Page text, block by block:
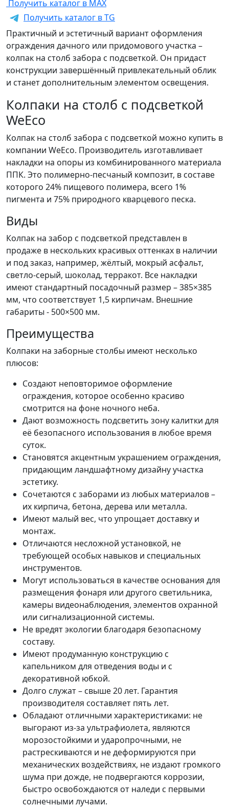
Получить каталог в MAX
Получить каталог в TG
Практичный и эстетичный вариант оформления
ограждения дачного или придомового участка –
колпак на столб забора с подсветкой. Он придаст
конструкции завершённый привлекательный облик
и станет дополнительным элементом освещения.
Колпаки на столб с подсветкой
WeEco
Колпак на столб забора с подсветкой можно купить в
компании WeEco. Производитель изготавливает
накладки на опоры из комбинированного материала
ППК. Это полимерно-песчаный композит, в составе
которого 24% пищевого полимера, всего 1%
пигмента и 75% природного кварцевого песка.
Виды
Колпак на забор с подсветкой представлен в
продаже в нескольких красивых оттенках в наличии
и под заказ, например, жёлтый, мокрый асфальт,
светло-серый, шоколад, терракот. Все накладки
имеют стандартный посадочный размер – 385×385
мм, что соответствует 1,5 кирпичам. Внешние
габариты - 500×500 мм.
Преимущества
Колпаки на заборные столбы имеют несколько
плюсов:
Создают неповторимое оформление
ограждения, которое особенно красиво
смотрится на фоне ночного неба.
Дают возможность подсветить зону калитки для
её безопасного использования в любое время
суток.
Становятся акцентным украшением ограждения,
придающим ландшафтному дизайну участка
эстетику.
Сочетаются с заборами из любых материалов –
их кирпича, бетона, дерева или металла.
Имеют малый вес, что упрощает доставку и
монтаж.
Отличаются несложной установкой, не
требующей особых навыков и специальных
инструментов.
Могут использоваться в качестве основания для
размещения фонаря или другого светильника,
камеры видеонаблюдения, элементов охранной
или сигнализационной системы.
Не вредят экологии благодаря безопасному
составу.
Имеют продуманную конструкцию с
капельником для отведения воды и с
декоративной юбкой.
Долго служат – свыше 20 лет. Гарантия
производителя составляет пять лет.
Обладают отличными характеристиками: не
выгорают из-за ультрафиолета, являются
морозостойкими и ударопрочными, не
растрескиваются и не деформируются при
механических воздействиях, не издают громкого
шума при дожде, не подвергаются коррозии,
быстро освобождаются от наледи с первыми
солнечными лучами.